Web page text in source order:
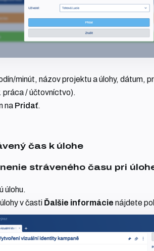
minút, názov projektu a úlohy, dátum,
práca / účtovníctvo).
na Pridať.
čas k úlohe
stráveného času pri
úlohu.
v časti Ďalšie informácie nájdete